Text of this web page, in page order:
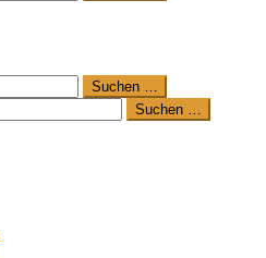
Suchen …
Suchen …